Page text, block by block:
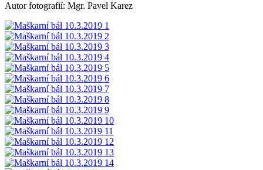
Autor fotografií: Mgr. Pavel Karez